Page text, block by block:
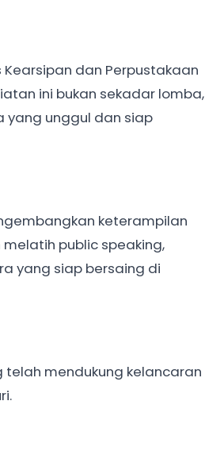
dan Perpustakaan
ini bukan sekadar lomba,
yang unggul dan siap
keterampilan
public speaking,
yang siap bersaing di
mendukung kelancaran